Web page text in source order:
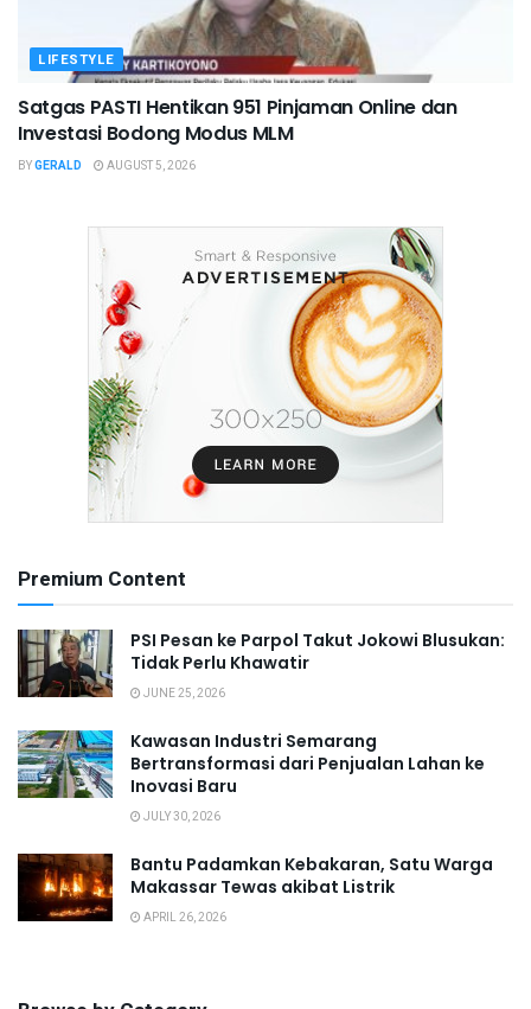
LIFESTYLE
Satgas PASTI Hentikan 951 Pinjaman Online dan
Investasi Bodong Modus MLM
BYGERALD AUGUST 5, 2026
Premium Content
PSI Pesan ke Parpol Takut Jokowi Blusukan:
Tidak Perlu Khawatir
JUNE 25, 2026
Kawasan Industri Semarang
Bertransformasi dari Penjualan Lahan ke
Inovasi Baru
JULY 30, 2026
Bantu Padamkan Kebakaran, Satu Warga
Makassar Tewas akibat Listrik
APRIL 26, 2026